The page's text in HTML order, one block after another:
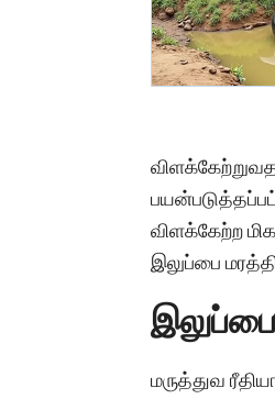
விளக்கேற்ற
இலுப்பை
மருத்துவ